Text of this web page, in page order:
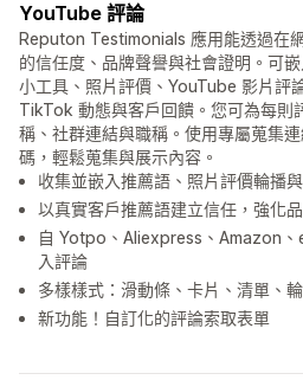
YouTube 評論
Reputon Testimonials 應用能透過在
的信任度、品牌聲譽與社會證明。可
小工具、照片評價、YouTube 影片評
TikTok 動態與客戶回饋。您可為每則
稱、社群連結與職稱。使用專屬蒐集
碼，輕鬆蒐集與展示內容。
收集並嵌入推薦語、照片評價輪播
以真實客戶推薦語建立信任，強化
自 Yotpo、Aliexpress、Amazon
入評論
多樣樣式：滑動條、卡片、清單、
新功能！自訂化的評論索取表單